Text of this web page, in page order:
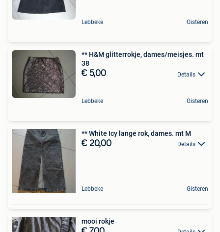
Lebbeke Gisteren
** H&M glitterrokje, dames/meisjes. mt
38
€ 5,00 Details
Lebbeke Gisteren
** White Icy lange rok, dames. mt M
€ 20,00 Details
Lebbeke Gisteren
mooi rokje